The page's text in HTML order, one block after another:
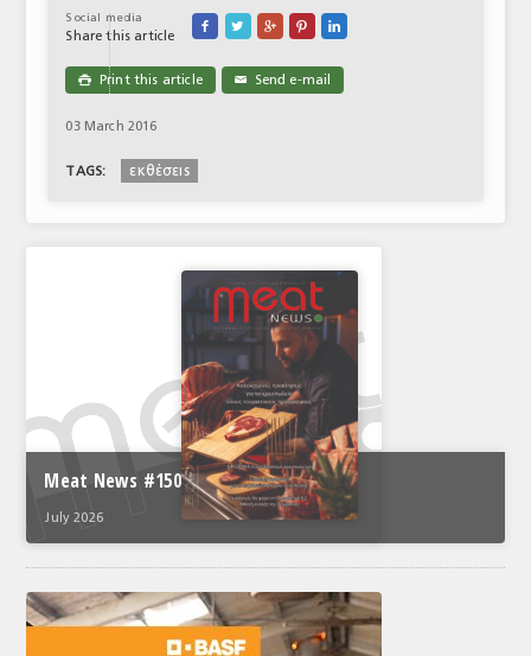
Social media
Share this article
    
 Print this article ✉ Send e-mail
03 March 2016
TAGS: εκθέσεις
Meat News #150
July 2026